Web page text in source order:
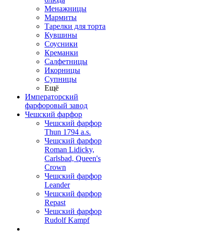
Менажницы
Мармиты
Тарелки для торта
Кувшины
Соусники
Креманки
Салфетницы
Икорницы
Супницы
Ещё
Императорский
фарфоровый завод
Чешский фарфор
Чешский фарфор
Thun 1794 a.s.
Чешский фарфор
Roman Lidicky,
Carlsbad, Queen's
Crown
Чешский фарфор
Leander
Чешский фарфор
Repast
Чешский фарфор
Rudolf Kampf